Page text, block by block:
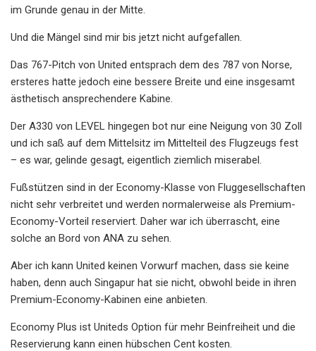
im Grunde genau in der Mitte.
Und die Mängel sind mir bis jetzt nicht aufgefallen.
Das 767-Pitch von United entsprach dem des 787 von Norse,
ersteres hatte jedoch eine bessere Breite und eine insgesamt
ästhetisch ansprechendere Kabine.
Der A330 von LEVEL hingegen bot nur eine Neigung von 30 Zoll
und ich saß auf dem Mittelsitz im Mittelteil des Flugzeugs fest
– es war, gelinde gesagt, eigentlich ziemlich miserabel.
Fußstützen sind in der Economy-Klasse von Fluggesellschaften
nicht sehr verbreitet und werden normalerweise als Premium-
Economy-Vorteil reserviert. Daher war ich überrascht, eine
solche an Bord von ANA zu sehen.
Aber ich kann United keinen Vorwurf machen, dass sie keine
haben, denn auch Singapur hat sie nicht, obwohl beide in ihren
Premium-Economy-Kabinen eine anbieten.
Economy Plus ist Uniteds Option für mehr Beinfreiheit und die
Reservierung kann einen hübschen Cent kosten.